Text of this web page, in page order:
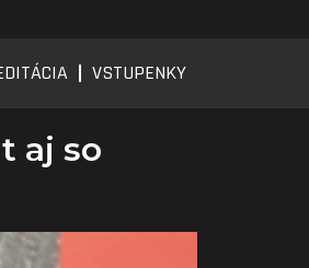
VSTUPENKY
aj so